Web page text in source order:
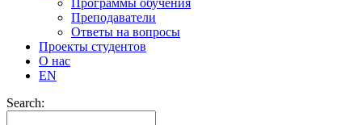
Программы обучения
Преподаватели
Ответы на вопросы
Проекты студентов
О нас
EN
Search: